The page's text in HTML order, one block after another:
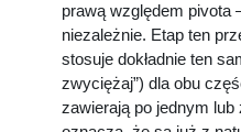
prawą względem pivota
niezależnie. Etap ten
stosuje dokładnie ten
zwyciężaj”) dla obu
zawierają po jednym